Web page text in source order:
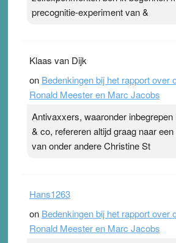
precognitie-experiment van &
Klaas van Dijk
on Bedenkingen bij het rapport over
Ronald Meester en Marc Jacobs
Antivaxxers, waaronder
& co, refereren altijd graag naar
van onder andere Christine St
Hans1263
on Bedenkingen bij het rapport over
Ronald Meester en Marc Jacobs